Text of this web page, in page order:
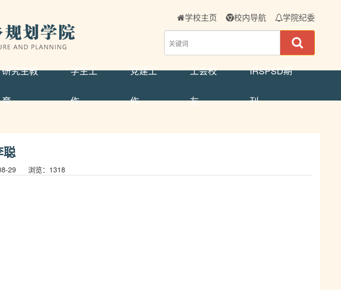
学校主页 校内导航 学院纪委
研究生教
育
学生工
作
党建工
作
工会校
友
IRSPSD期
刊
聪
29 浏览： 1318